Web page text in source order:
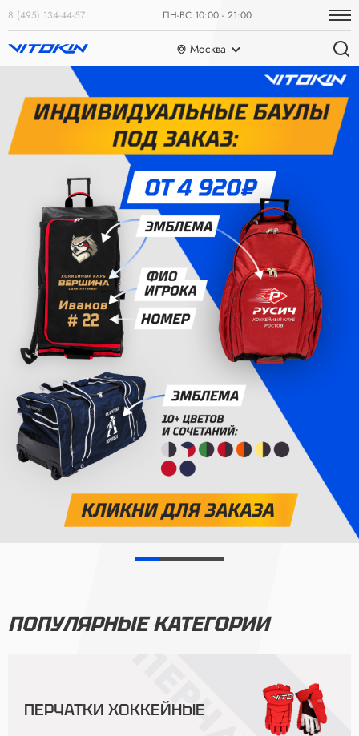
8 (495) 134-44-57 ПН-ВС 10:00 - 21:00
Москва
ПОПУЛЯРНЫЕ КАТЕГОРИИ
ПЕРЧАТКИ ХОККЕЙНЫЕ